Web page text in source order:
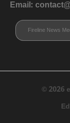
Email:
Fireline News
© 2026